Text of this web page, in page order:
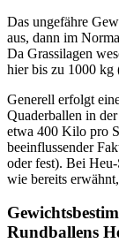
Das ungefähre
aus, dann im
Da Grassilagen
hier bis zu 1000 kg
Generell erfolgt
Quaderballen in
etwa 400 Kilo pro
beeinflussender
oder fest). Bei
wie bereits
Rundballens